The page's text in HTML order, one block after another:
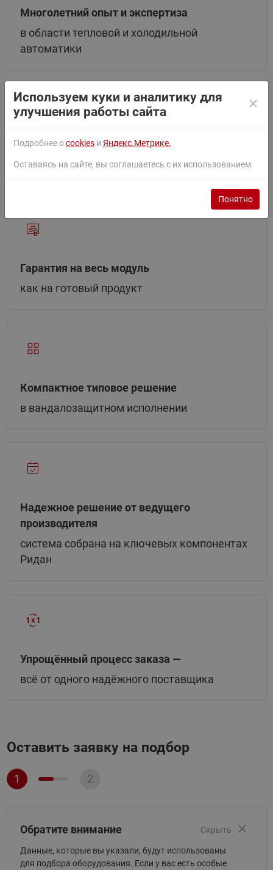
Многолетний опыт и экспертиза
в области тепловой и холодильной
автоматики
Сборка, тестирование и проверка
на герметичность в заводских условиях
Гарантия на весь модуль
как на готовый продукт
Компактное типовое решение
в вандалозащитном исполнении
Надежное решение от ведущего
производителя
система собрана на ключевых компонентах
Ридан
Упрощённый процесс заказа —
всё от одного надёжного поставщика
Оставить заявку на подбор
1 2
Обратите внимание Скрыть
Данные, которые вы указали, будут использованы
для подбора оборудования. Если у вас есть особые
Используем куки и аналитику для
улучшения работы сайта
Подробнее оcookies и Яндекс.Метрике.
Оставаясь на сайте, вы соглашаетесь с их использованием.
Понятно